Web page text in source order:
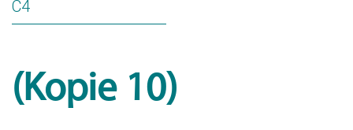
C4
(Kopie 10)